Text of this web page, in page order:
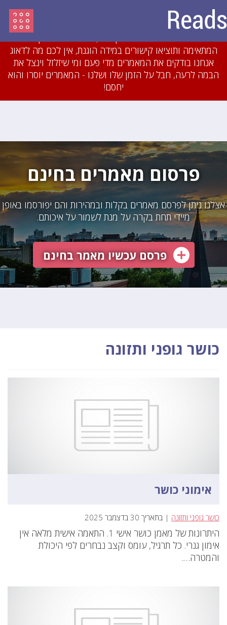
עדכון מיולי 2018: לאחרונה חסמנו משתמשים והסרנו
עשרות מאמרים שהיו מועתקים או כתובים בזילזול בצורה
המתאימה ותוציאו קישורים במידה הוגנת, אין לכם מה לדאוג
אנחנו בודקים את המאמרים מדי פעם ומי שיזלזל וינצל את
הבמה לרעה, חבל על הזמן שלו ושלנו - המאמרים יוסרו והוא
יחסם!
פרסום מאמרים בחינם
אצלנו ניתן לפרסם מאמרים בקלות ובמהירות והם יפורסמו באופן
מיידי תחת בקרה על מנת לשמור על איכותם.
פרסם עכשיו מאמר בחינם
כושר גופני ותזונה
אימוני כושר
כושר גופני ותזונה | בתאריך 30 בדצמבר 2025
היתרונות של מאמן כושר אישי 1. התאמה אישית מלאה אין
אימון גנרי. כל תרגיל, עומס וקצב נבחרים לפי היכולת
והמטרה….